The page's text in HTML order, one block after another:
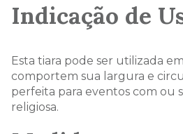
Indicação de
Esta tiara pode ser utilizada
comportem sua largura e
perfeita para eventos com ou
religiosa.